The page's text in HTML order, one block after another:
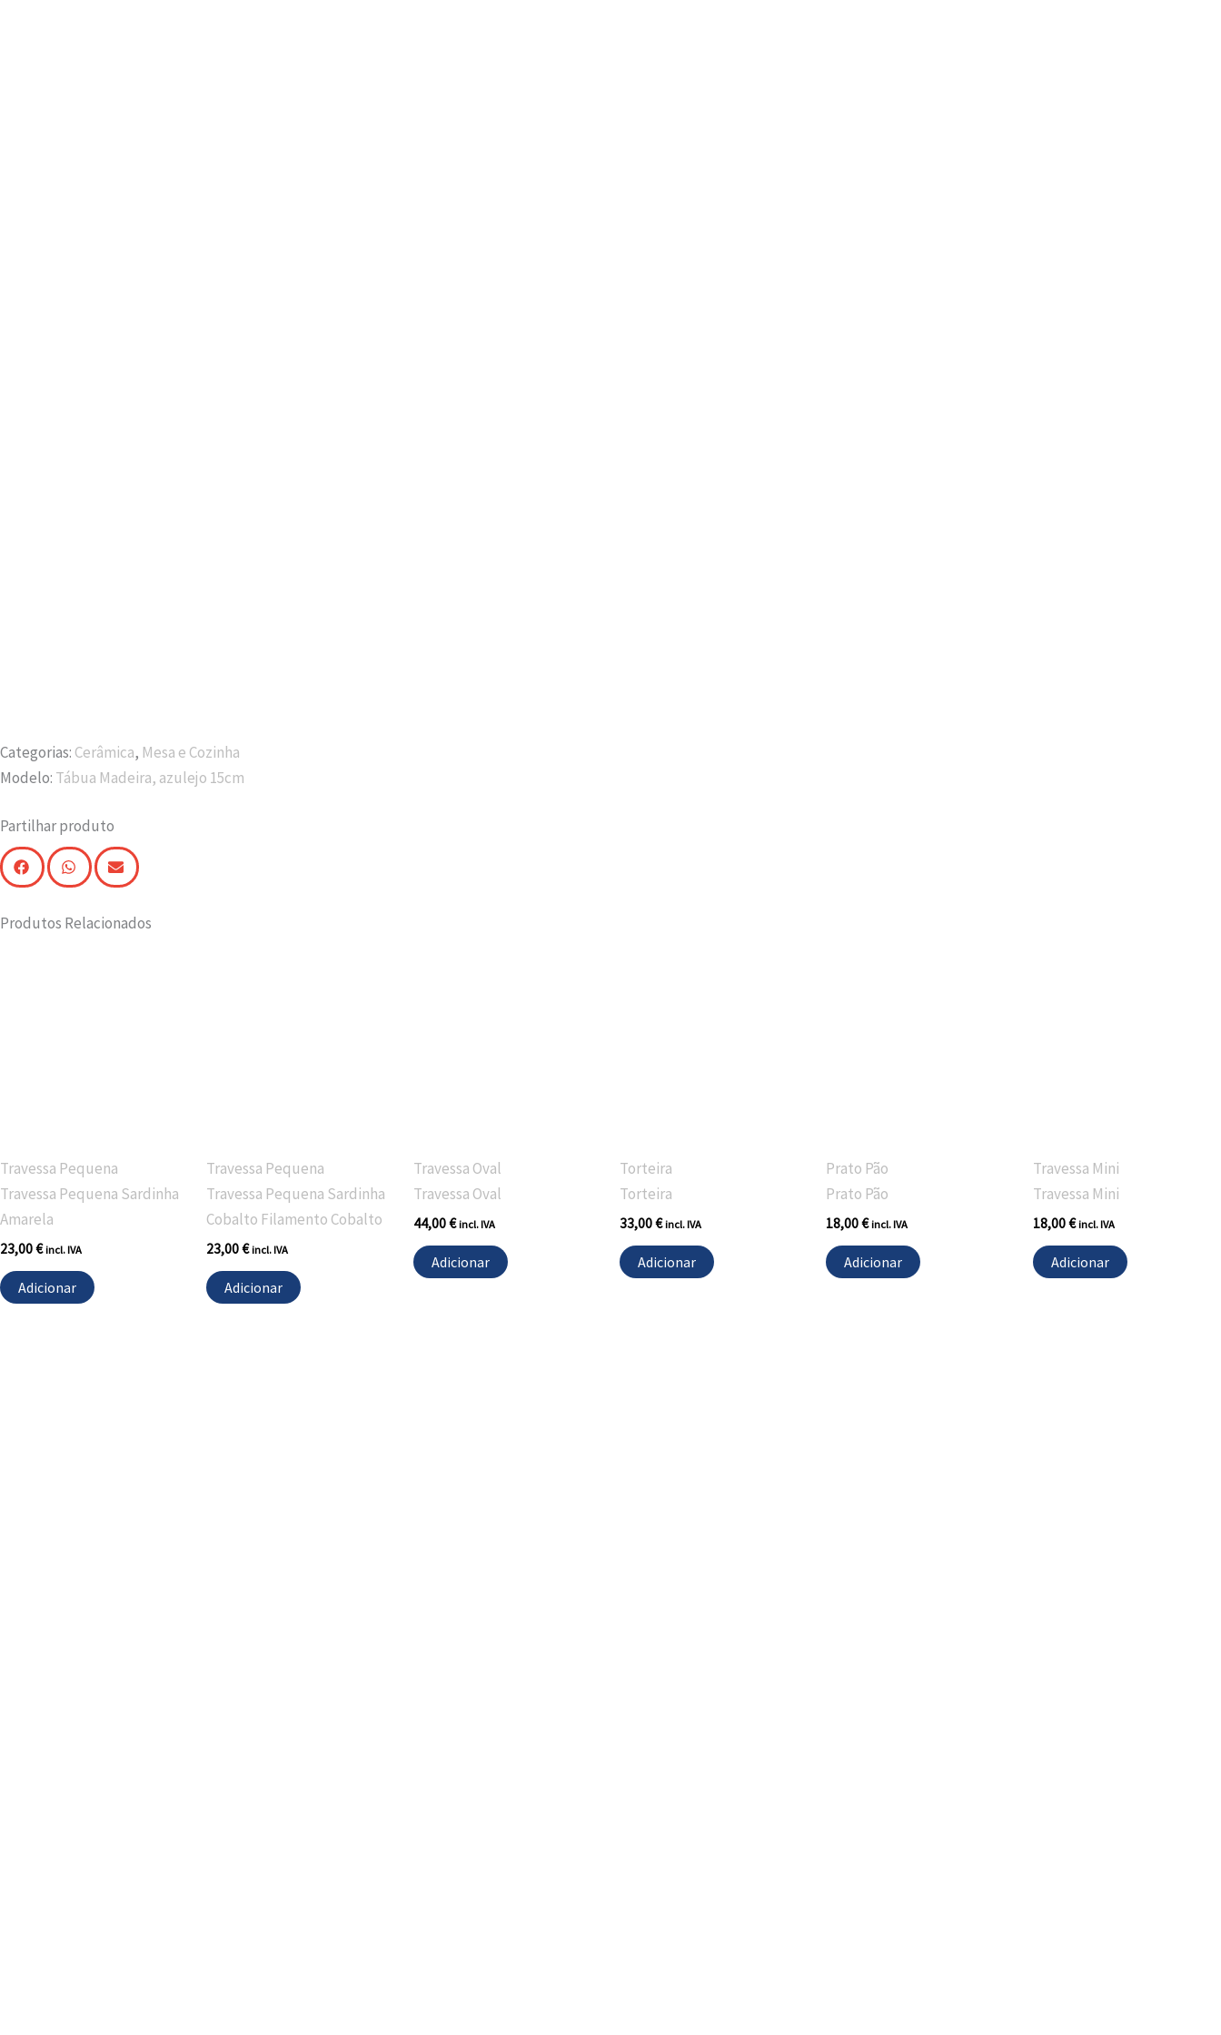
Categorias: Cerâmica, Mesa e Cozinha
Modelo: Tábua Madeira, azulejo 15cm
Partilhar produto
Produtos Relacionados
Travessa Pequena
Travessa Pequena Sardinha
Amarela
23,00€ incl. IVA
Adicionar
Travessa Pequena
Travessa Pequena Sardinha
Cobalto Filamento Cobalto
23,00€ incl. IVA
Adicionar
Travessa Oval
Travessa Oval
44,00€ incl. IVA
Adicionar
Torteira
Torteira
33,00€ incl. IVA
Adicionar
Prato Pão
Prato Pão
18,00€ incl. IVA
Adicionar
Travessa Mini
Travessa Mini
18,00€ incl. IVA
Adicionar